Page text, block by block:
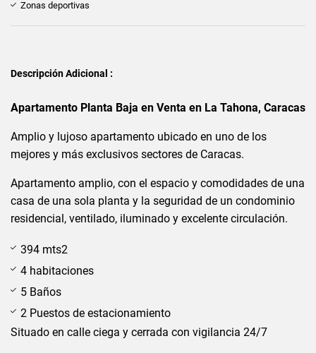
Zonas deportivas
Descripción Adicional :
Apartamento Planta Baja en Venta en La Tahona, Caracas
Amplio y lujoso apartamento ubicado en uno de los
mejores y más exclusivos sectores de Caracas.
Apartamento amplio, con el espacio y comodidades de una
casa de una sola planta y la seguridad de un condominio
residencial, ventilado, iluminado y excelente circulación.
394 mts2
4 habitaciones
5 Baños
2 Puestos de estacionamiento
Situado en calle ciega y cerrada con vigilancia 24/7